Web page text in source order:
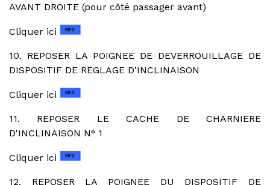
AVANT DROITE (pour côté passager avant)
Cliquer ici
10. REPOSER LA POIGNEE DE DEVERROUILLAGE DE
DISPOSITIF DE REGLAGE D'INCLINAISON
Cliquer ici
11. REPOSER LE CACHE DE CHARNIERE
D'INCLINAISON N° 1
Cliquer ici
12. REPOSER LA POIGNEE DU DISPOSITIF DE